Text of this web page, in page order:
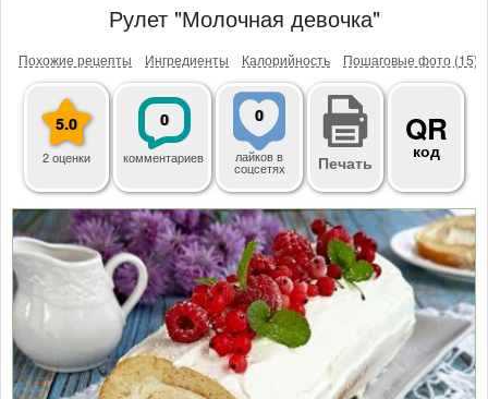
Рулет "Молочная девочка"
Похожие рецепты Ингредиенты Калорийность Пошаговые фото (15)
5.0
2 оценки
0
комментариев
0
лайковв
соцсетях Печать
QR
код